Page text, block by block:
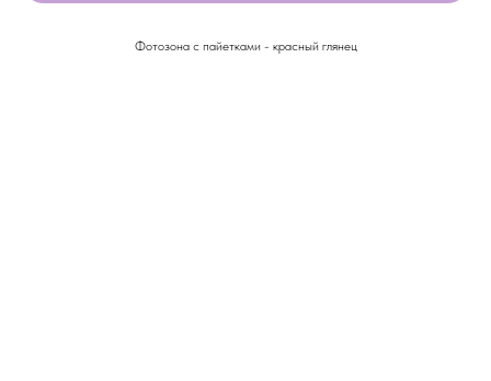
Фотозона с пайетками - красный глянец